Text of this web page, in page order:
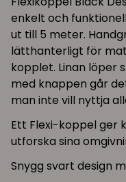
enkelt och
ut till 5 meter.
lätthanterligt för
kopplet. Linan löper
med knappen går
man inte vill nyttja
Ett Flexi-koppel ger
utforska sina
Snygg svart design